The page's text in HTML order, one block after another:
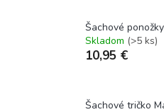
Šachové
Skladom (>5 ks)
10,95 €
Šachové tričko